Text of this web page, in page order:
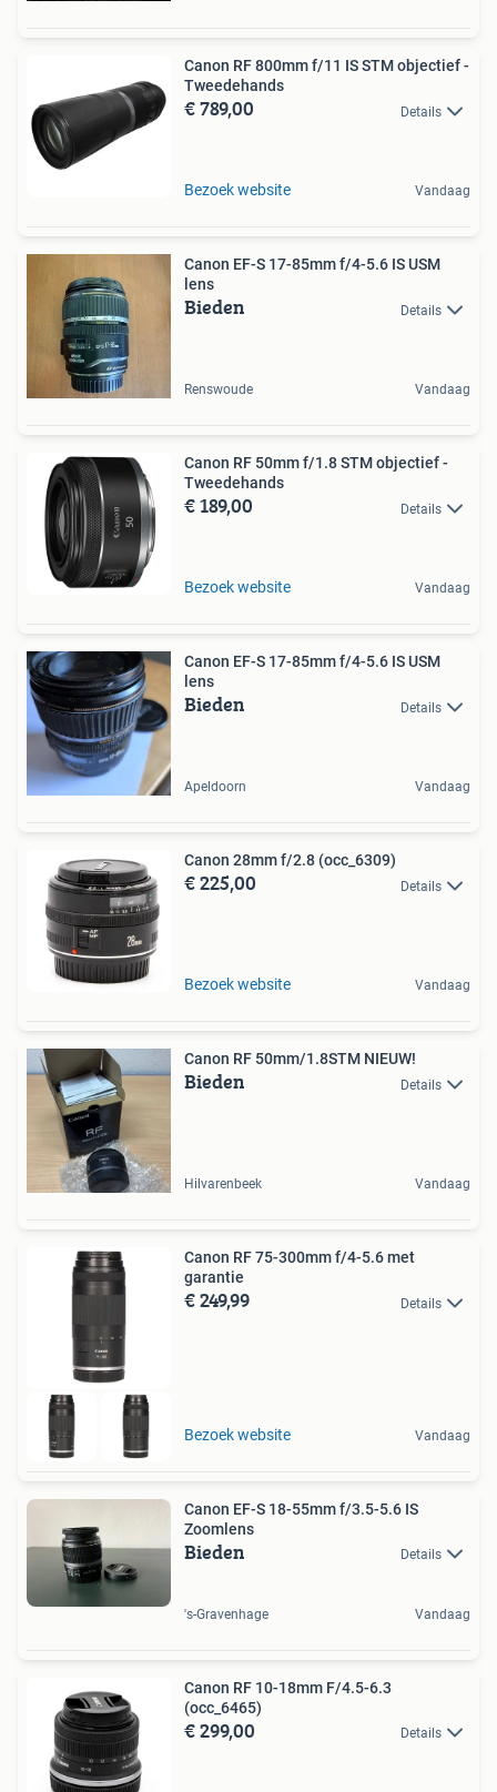
Canon RF 800mm f/11 IS STM objectief -
Tweedehands
€ 789,00 Details
Bezoek website Vandaag
Canon EF-S 17-85mm f/4-5.6 IS USM
lens
Bieden Details
Renswoude Vandaag
Canon RF 50mm f/1.8 STM objectief -
Tweedehands
€ 189,00 Details
Bezoek website Vandaag
Canon EF-S 17-85mm f/4-5.6 IS USM
lens
Bieden Details
Apeldoorn Vandaag
Canon 28mm f/2.8 (occ_6309)
€ 225,00 Details
Bezoek website Vandaag
Canon RF 50mm/1.8STM NIEUW!
Bieden Details
Hilvarenbeek Vandaag
Canon RF 75-300mm f/4-5.6 met
garantie
€ 249,99 Details
Bezoek website Vandaag
Canon EF-S 18-55mm f/3.5-5.6 IS
Zoomlens
Bieden Details
's-Gravenhage Vandaag
Canon RF 10-18mm F/4.5-6.3
(occ_6465)
€ 299,00 Details